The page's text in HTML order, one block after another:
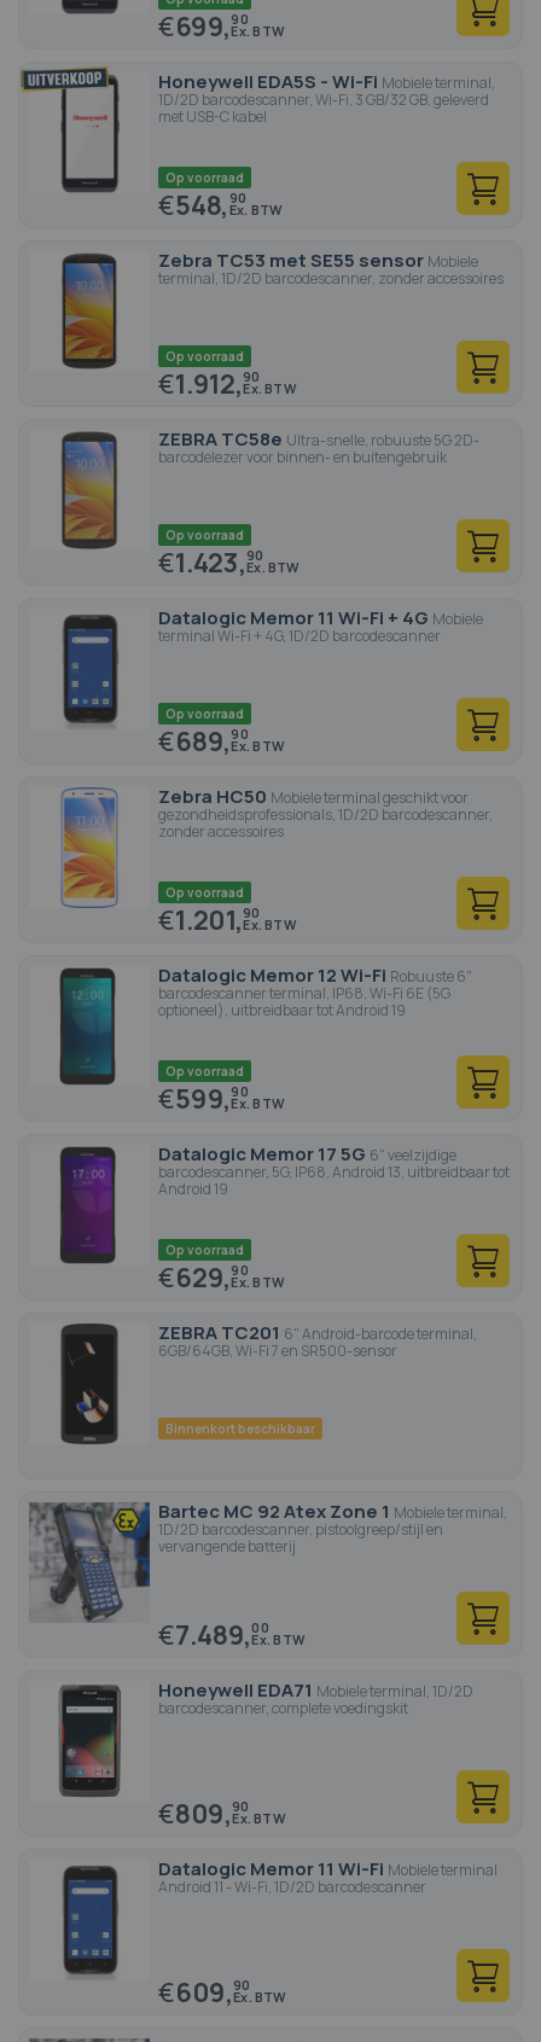
€699,90
Honeywell EDA5S - Wi-Fi Mobiele terminal,
1D/2D barcodescanner, Wi-Fi, 3 GB/32 GB, geleverd
met USB-C kabel
Op voorraad
€548, 90
Zebra TC53 met SE55 sensor Mobiele
terminal, 1D/2D barcodescanner, zonder accessoires
Op voorraad
€1.912,90
ZEBRA TC58e Ultra-snelle, robuuste 5G 2D-
barcodelezer voor binnen- en buitengebruik
Op voorraad
€1.423,90
Datalogic Memor 11 Wi-Fi + 4G Mobiele
terminal Wi-Fi + 4G, 1D/2D barcodescanner
Op voorraad
€689,90
Zebra HC50 Mobiele terminal geschikt voor
gezondheidsprofessionals, 1D/2D barcodescanner,
zonder accessoires
Op voorraad
€1.201,90
Datalogic Memor 12 Wi-Fi Robuuste 6"
barcodescanner terminal, IP68, Wi-Fi 6E (5G
optioneel), uitbreidbaar tot Android 19
Op voorraad
€599,90
Datalogic Memor 17 5G 6" veelzijdige
barcodescanner, 5G, IP68, Android 13, uitbreidbaar tot
Android 19
Op voorraad
€629,90
ZEBRA TC201 6" Android-barcode terminal,
6GB/64GB, Wi-Fi 7 en SR500-sensor
Binnenkort beschikbaar
Bartec MC 92 Atex Zone 1 Mobiele terminal,
1D/2D barcodescanner, pistoolgreep/stijl en
vervangende batterij
€7.489,00
Honeywell EDA71 Mobiele terminal, 1D/2D
barcodescanner, complete voedingskit
€809,90
Datalogic Memor 11 Wi-Fi Mobiele terminal
Android 11 - Wi-Fi, 1D/2D barcodescanner
€609,90